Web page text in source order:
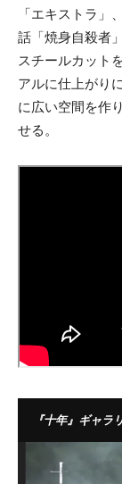
「エキストラ」
話「焼身自殺者
スチールカット
アルに仕上がり
に広い空間を作
せる。
『十年』ギャラ